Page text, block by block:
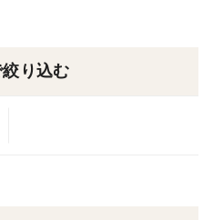
いのが特徴です。
きや素揚げ。
絞り込む